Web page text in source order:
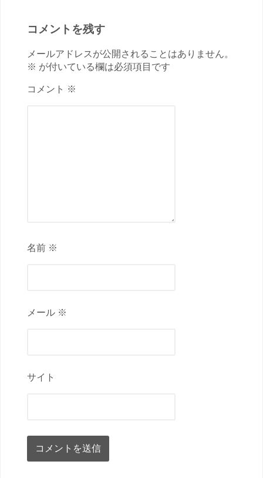
コメントを残す
メールアドレスが公開されることはありません。
※ が付いている欄は必須項目です
コメント ※
名前 ※
メール ※
サイト